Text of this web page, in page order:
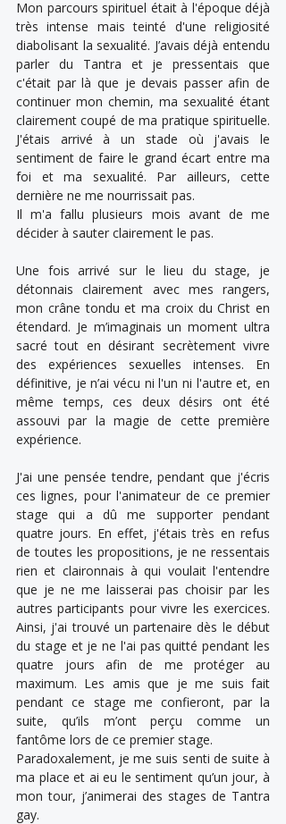
Mon parcours spirituel était à l'époque déjà
très intense mais teinté d'une religiosité
diabolisant la sexualité. J’avais déjà entendu
parler du Tantra et je pressentais que
c'était par là que je devais passer afin de
continuer mon chemin, ma sexualité étant
clairement coupé de ma pratique spirituelle.
J'étais arrivé à un stade où j'avais le
sentiment de faire le grand écart entre ma
foi et ma sexualité. Par ailleurs, cette
dernière ne me nourrissait pas.
Il m'a fallu plusieurs mois avant de me
décider à sauter clairement le pas.
Une fois arrivé sur le lieu du stage, je
détonnais clairement avec mes rangers,
mon crâne tondu et ma croix du Christ en
étendard. Je m’imaginais un moment ultra
sacré tout en désirant secrètement vivre
des expériences sexuelles intenses. En
définitive, je n’ai vécu ni l'un ni l'autre et, en
même temps, ces deux désirs ont été
assouvi par la magie de cette première
expérience.
J'ai une pensée tendre, pendant que j'écris
ces lignes, pour l'animateur de ce premier
stage qui a dû me supporter pendant
quatre jours. En effet, j'étais très en refus
de toutes les propositions, je ne ressentais
rien et claironnais à qui voulait l'entendre
que je ne me laisserai pas choisir par les
autres participants pour vivre les exercices.
Ainsi, j'ai trouvé un partenaire dès le début
du stage et je ne l'ai pas quitté pendant les
quatre jours afin de me protéger au
maximum. Les amis que je me suis fait
pendant ce stage me confieront, par la
suite, qu’ils m’ont perçu comme un
fantôme lors de ce premier stage.
Paradoxalement, je me suis senti de suite à
ma place et ai eu le sentiment qu’un jour, à
mon tour, j’animerai des stages de Tantra
gay.